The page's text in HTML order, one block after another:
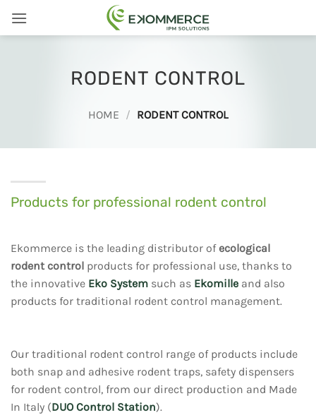
RODENT CONTROL
HOME / RODENT CONTROL
Products for professional rodent control
Ekommerce is the leading distributor of ecological
rodent control products for professional use, thanks to
the innovative Eko System such as Ekomille and also
products for traditional rodent control management.
Our traditional rodent control range of products include
both snap and adhesive rodent traps, safety dispensers
for rodent control, from our direct production and Made
In Italy (DUO Control Station).